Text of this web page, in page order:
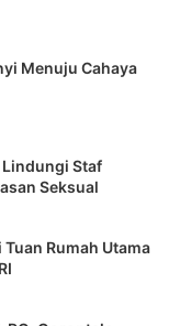
Menuju Cahaya
Staf
Seksual
Rumah Utama